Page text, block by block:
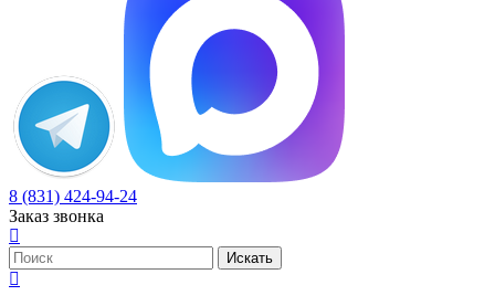
8 (831) 424-94-24
Заказ звонка